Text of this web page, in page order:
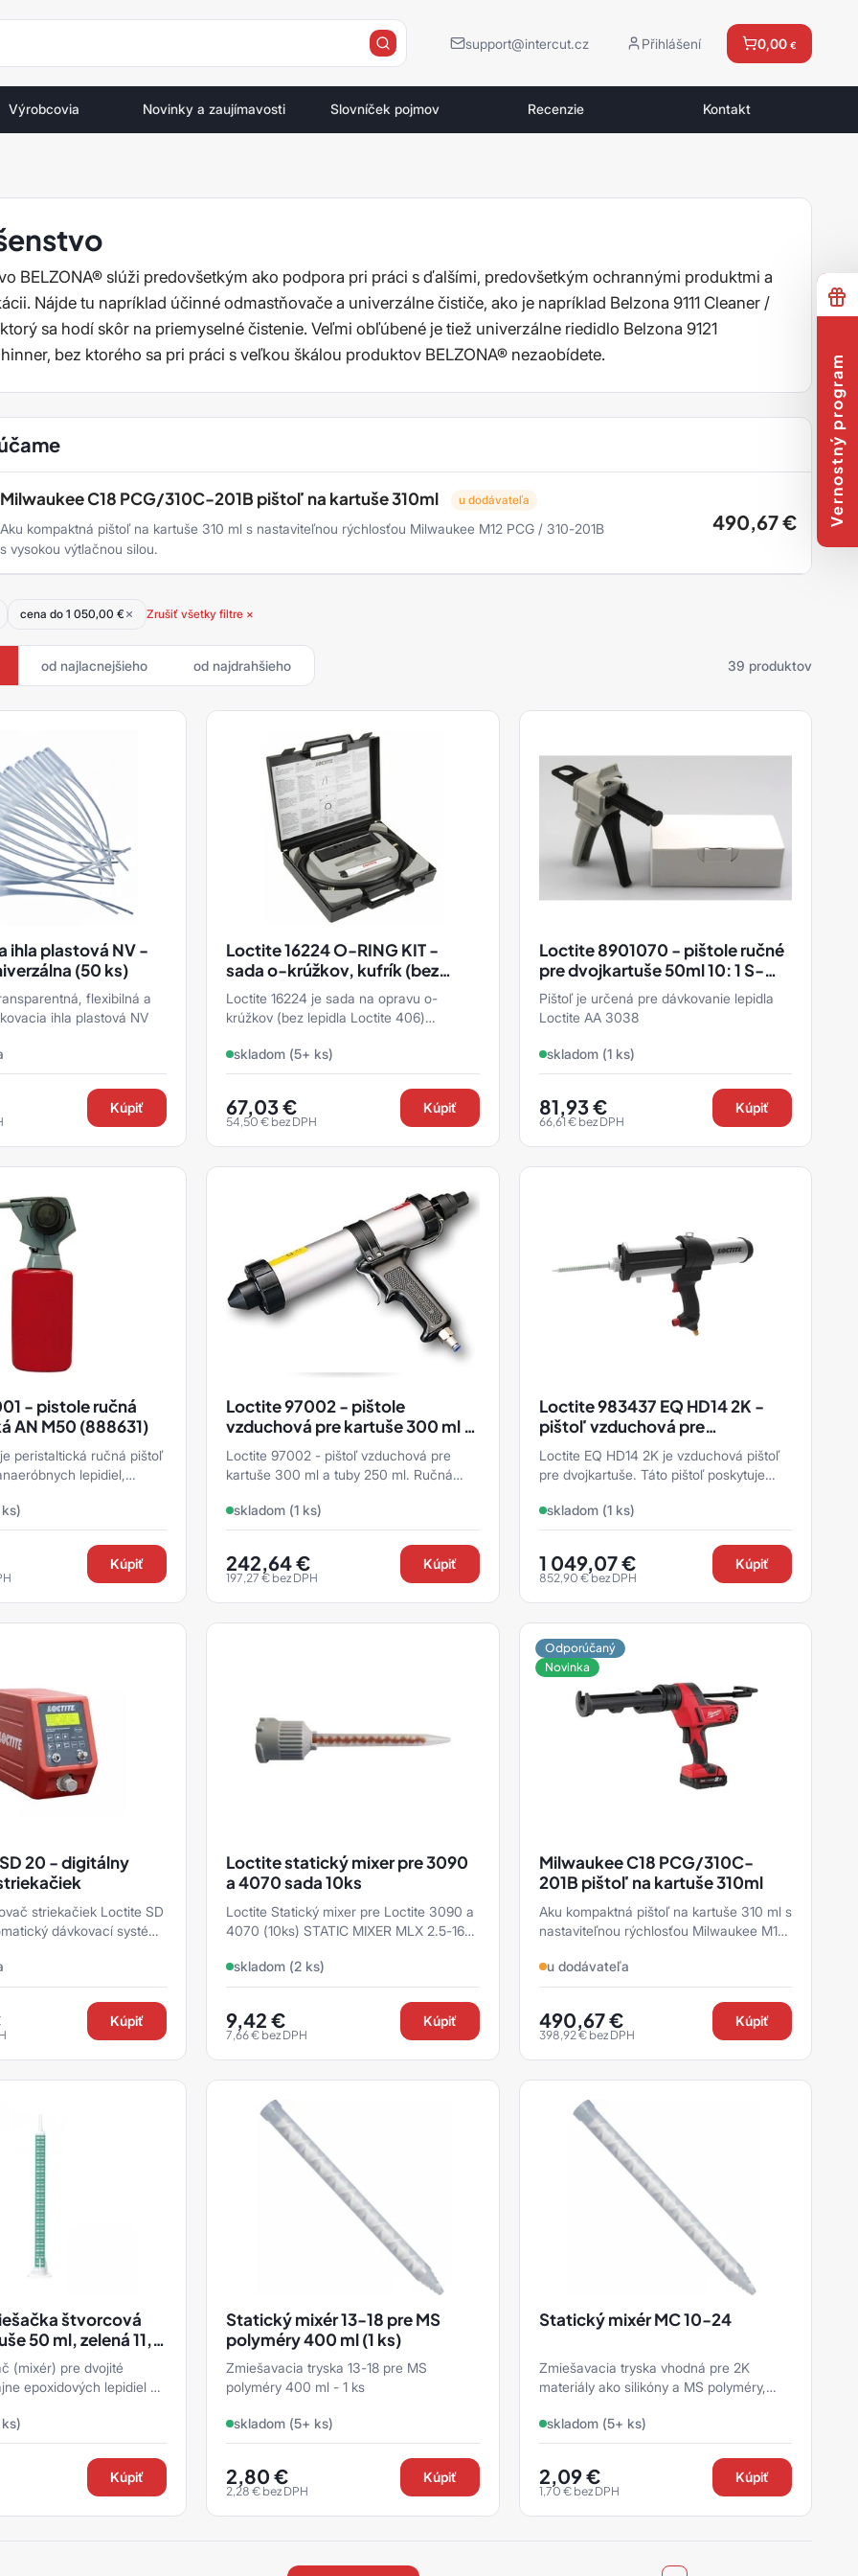
support@intercut.cz Přihlášení 0,00 €
Výrobcovia Novinky a zaujímavosti Slovníček pojmov Recenzie Kontakt
BELZONA® slúži predovšetkým ako podpora pri práci s ďalšími, predovšetkým ochrannými produktmi a
Nájde tu napríklad účinné odmastňovače a univerzálne čističe, ako je napríklad Belzona 9111 Cleaner /
sa hodí skôr na priemyselné čistenie. Veľmi obľúbené je tiež univerzálne riedidlo Belzona 9121
bez ktorého sa pri práci s veľkou škálou produktov BELZONA® nezaobídete.
Milwaukee C18 PCG/310C-201B pištoľ na kartuše 310ml u dodávateľa
Aku kompaktná pištoľ na kartuše 310 ml s nastaviteľnou rýchlosťou Milwaukee M12 PCG / 310-201B
s vysokou výtlačnou silou.
490,67€
cena do 1 050,00 € Zrušiť všetky filtre ×
od najlacnejšieho od najdrahšieho 39 produktov
ihla plastová NV -
(50 ks)
flexibilná a
ihla plastová NV
Kúpiť
Loctite 16224 O-RING KIT -
sada o-krúžkov, kufrík (bez
lepidla)
Loctite 16224 je sada na opravu o-
krúžkov (bez lepidla Loctite 406)
sada odstraňuje potrebu ...
skladom (5+ ks)
67,03€
54,50€ bez DPH
Kúpiť
Loctite 8901070 - pištole ručné
pre dvojkartuše 50ml 10: 1 S-
TYPE (81034026)
Pištoľ je určená pre dávkovanie lepidla
Loctite AA 3038
skladom (1 ks)
81,93€
66,61 €bez DPH
Kúpiť
- pistole ručná
AN M50 (888631)
peristaltická ručná pištoľ
lepidiel,
Kúpiť
Loctite 97002 - pištole
vzduchová pre kartuše 300 ml a
tuby 250 ml
Loctite 97002 - pištoľ vzduchová pre
kartuše 300 ml a tuby 250 ml. Ručná
pre dávkovanie vše ...
skladom (1 ks)
242,64€
197,27€ bez DPH
Kúpiť
Loctite 983437 EQ HD14 2K -
pištoľ vzduchová pre
dvojkartuše 200 ml
Loctite EQ HD14 2K je vzduchová pištoľ
pre dvojkartuše. Táto pištoľ poskytuje
minimálnym o ...
skladom (1 ks)
1 049,07€
852,90 €bez DPH
Kúpiť
20 - digitálny
striekačiek Loctite SD
dávkovací systém
Kúpiť
Loctite statický mixer pre 3090
a 4070 sada 10ks
Loctite Statický mixer pre Loctite 3090 a
4070 (10ks) STATIC MIXER MLX 2.5-16-S
LOC ...
skladom (2 ks)
9,42€
7,66€ bez DPH
Kúpiť
Odporúčaný
Novinka
Milwaukee C18 PCG/310C-
201B pištoľ na kartuše 310ml
Aku kompaktná pištoľ na kartuše 310 ml s
nastaviteľnou rýchlosťou Milwaukee M12
silou.
u dodávateľa
490,67€
398,92€bez DPH
Kúpiť
štvorcová
50 ml, zelená 11,5
(mixér) pre dvojité
epoxidových lepidiel s
...
Kúpiť
Statický mixér 13-18 pre MS
polyméry 400 ml (1 ks)
Zmiešavacia tryska 13-18 pre MS
polyméry 400 ml - 1 ks
skladom (5+ ks)
2,80€
2,28€ bez DPH
Kúpiť
Statický mixér MC 10-24
Zmiešavacia tryska vhodná pre 2K
materiály ako silikóny a MS polyméry,
Loctite, Teroson a ...
skladom (5+ ks)
2,09€
1,70 €bez DPH
Kúpiť
Vernostný program